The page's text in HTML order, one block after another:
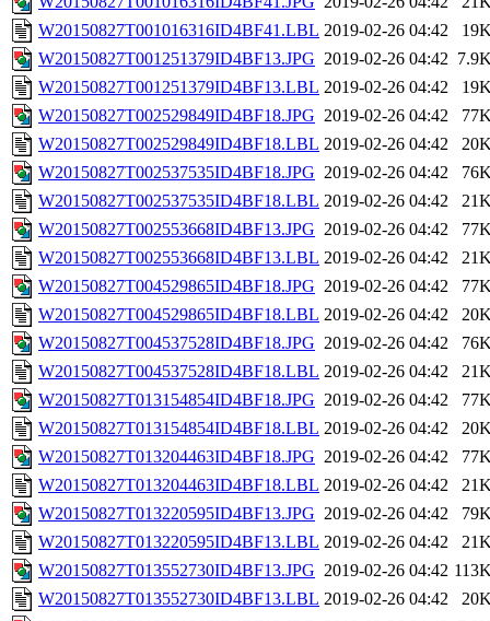
W20150827T001016316ID4BF41.LBL 2019-02-26 04:42
W20150827T001251379ID4BF13.JPG 2019-02-26 04:42
W20150827T001251379ID4BF13.LBL 2019-02-26 04:42
W20150827T002529849ID4BF18.JPG 2019-02-26 04:42
W20150827T002529849ID4BF18.LBL 2019-02-26 04:42
W20150827T002537535ID4BF18.JPG 2019-02-26 04:42
W20150827T002537535ID4BF18.LBL 2019-02-26 04:42
W20150827T002553668ID4BF13.JPG 2019-02-26 04:42
W20150827T002553668ID4BF13.LBL 2019-02-26 04:42
W20150827T004529865ID4BF18.JPG 2019-02-26 04:42
W20150827T004529865ID4BF18.LBL 2019-02-26 04:42
W20150827T004537528ID4BF18.JPG 2019-02-26 04:42
W20150827T004537528ID4BF18.LBL 2019-02-26 04:42
W20150827T013154854ID4BF18.JPG 2019-02-26 04:42
W20150827T013154854ID4BF18.LBL 2019-02-26 04:42
W20150827T013204463ID4BF18.JPG 2019-02-26 04:42
W20150827T013204463ID4BF18.LBL 2019-02-26 04:42
W20150827T013220595ID4BF13.JPG 2019-02-26 04:42
W20150827T013220595ID4BF13.LBL 2019-02-26 04:42
W20150827T013552730ID4BF13.JPG 2019-02-26 04:42
W20150827T013552730ID4BF13.LBL 2019-02-26 04:42